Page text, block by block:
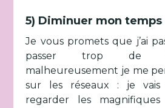
5) Diminuer mon temps
Je vous promets que j’ai
passer trop de
malheureusement je me
sur les réseaux : je
regarder les